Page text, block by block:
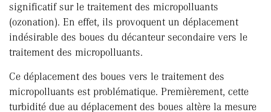
significatif sur le traitement des micropolluants
(ozonation). En effet, ils provoquent un déplacement
indésirable des boues du décanteur secondaire vers le
traitement des micropolluants.
Ce déplacement des boues vers le traitement des
micropolluants est problématique. Premièrement, cette
turbidité due au déplacement des boues altère la mesure